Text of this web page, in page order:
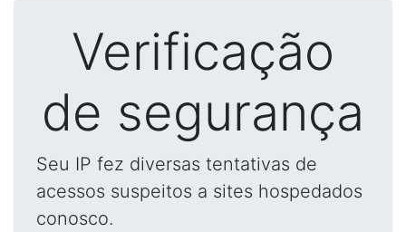
Verificação
de segurança
Seu IP fez diversas tentativas de
acessos suspeitos a sites hospedados
conosco.